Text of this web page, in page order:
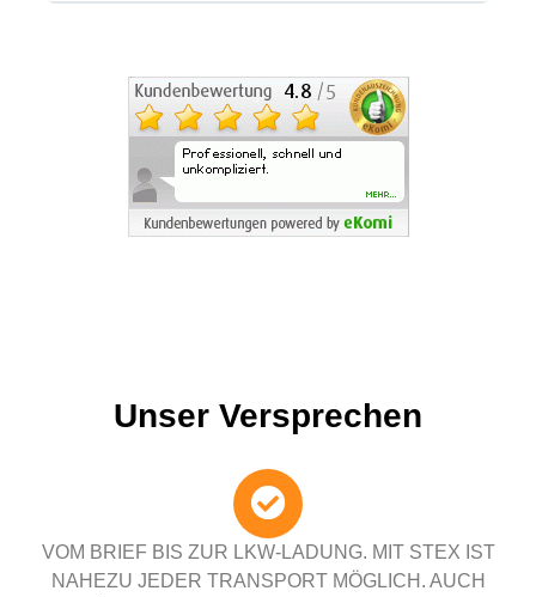
Unser Versprechen
VOM BRIEF BIS ZUR LKW-LADUNG. MIT STEX IST
NAHEZU JEDER TRANSPORT MÖGLICH. AUCH